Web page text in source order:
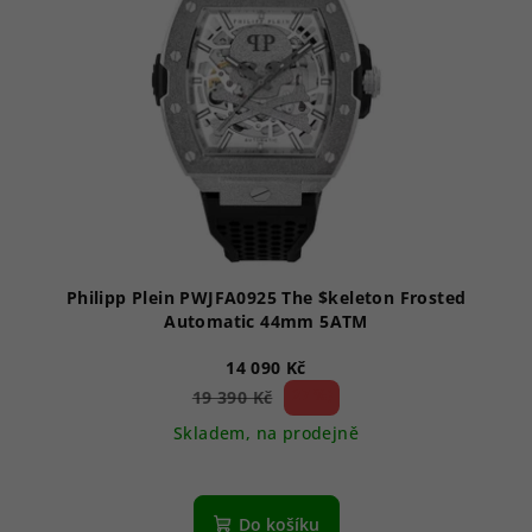
Philipp Plein PWJFA0925 The $keleton Frosted
Automatic 44mm 5ATM
14 090 Kč
19 390 Kč
Skladem, na prodejně
Do košíku